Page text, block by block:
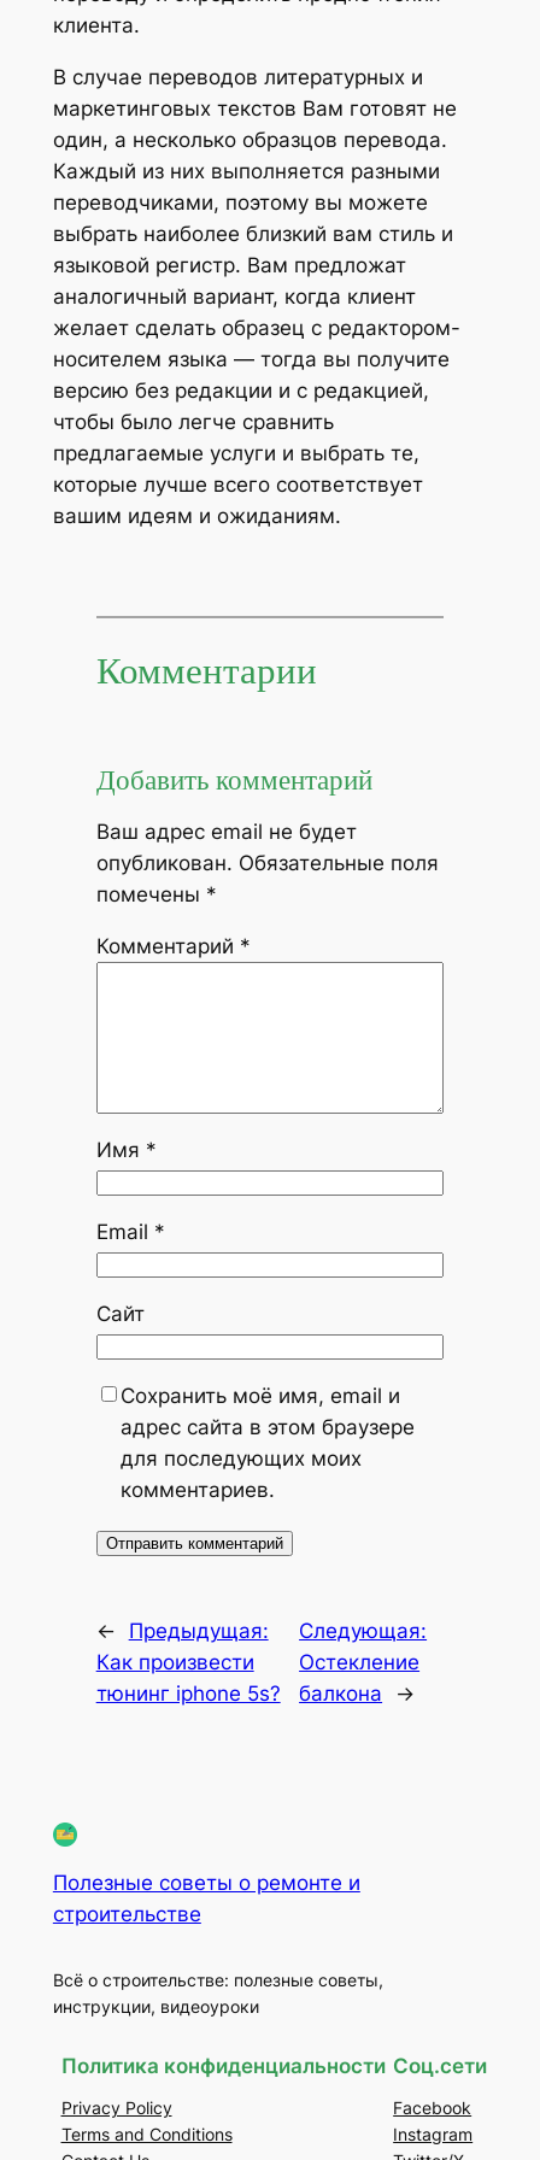
клиента.
В случае переводов литературных и
маркетинговых текстов Вам готовят не
один, а несколько образцов перевода.
Каждый из них выполняется разными
переводчиками, поэтому вы можете
выбрать наиболее близкий вам стиль и
языковой регистр. Вам предложат
аналогичный вариант, когда клиент
желает сделать образец с редактором-
носителем языка — тогда вы получите
версию без редакции и с редакцией,
чтобы было легче сравнить
предлагаемые услуги и выбрать те,
которые лучше всего соответствует
вашим идеям и ожиданиям.
Комментарии
Добавить комментарий
Ваш адрес email не будет
опубликован. Обязательные поля
помечены *
Комментарий *
Имя *
Email *
Сайт
Сохранить моё имя, email и
адрес сайта в этом браузере
для последующих моих
комментариев.
←
Предыдущая:
Как произвести
тюнинг iphone 5s?
Следующая:
Остекление
балкона
→
Полезные советы о ремонте и
строительстве
Всё о строительстве: полезные советы,
инструкции, видеоуроки
Политика конфиденциальности
Privacy Policy
Terms and Conditions
Соц.сети
Facebook
Instagram